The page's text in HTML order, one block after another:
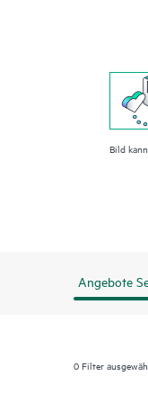
Bild
Angebote
0Filter